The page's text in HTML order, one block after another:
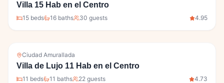
Villa 15 Hab en el Centro
15 beds 16 baths 30 guests 4.95
Ciudad Amurallada
Villa de Lujo 11 Hab en el Centro
11 beds 11 baths 22 guests 4.73